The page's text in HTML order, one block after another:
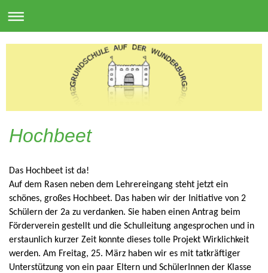
Hochbeet
Das Hochbeet ist da!
Auf dem Rasen neben dem Lehrereingang steht jetzt ein
schönes, großes Hochbeet. Das haben wir der Initiative von 2
Schülern der 2a zu verdanken. Sie haben einen Antrag beim
Förderverein gestellt und die Schulleitung angesprochen und in
erstaunlich kurzer Zeit konnte dieses tolle Projekt Wirklichkeit
werden. Am Freitag, 25. März haben wir es mit tatkräftiger
Unterstützung von ein paar Eltern und SchülerInnen der Klasse